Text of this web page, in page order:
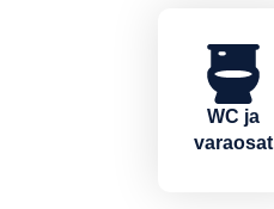
WC ja
varaosat